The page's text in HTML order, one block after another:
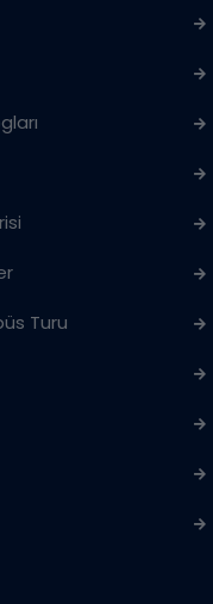
Turu